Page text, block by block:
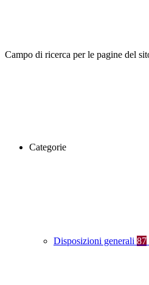
Campo di ricerca per le pagine del
Categorie
Disposizioni generali 87